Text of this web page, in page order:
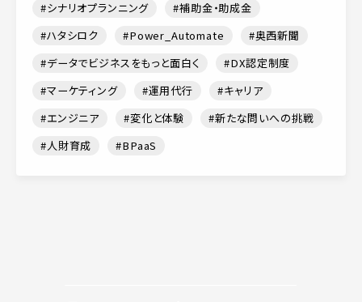
シナリオプランニング
補助金・助成金
ハタシロク
Power_Automate
奥西新聞
データでビジネスをもっと面白く
DX認定制度
マーケティング
運用代行
キャリア
エンジニア
変化と体験
新たな問いへの挑戦
人財育成
BPaaS